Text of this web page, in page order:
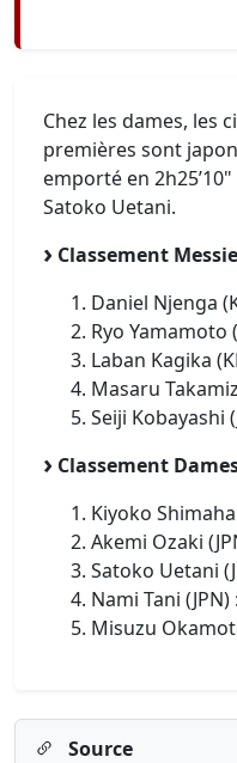
Chez les dames, les
premières sont
emporté en
Satoko Uetani.
Classement
Daniel Njenga
Ryo Yamamoto
Laban Kagika
Masaru
Seiji Kobayashi
Classement
Kiyoko
Akemi Ozaki
Satoko Uetani
Nami Tani (JPN)
Misuzu
Source